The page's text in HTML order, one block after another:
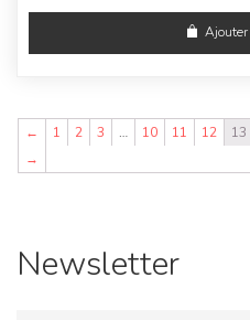
← 1 2 3 … 10 11 12 13
→
Newsletter